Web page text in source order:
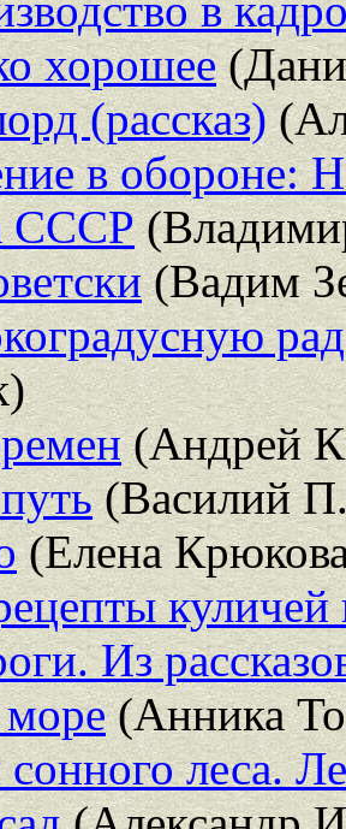
хорошее
(рассказ)
в обороне:
СССР
(Вадим
(Андрей
(Василий
(Елена
куличей
Из
(Анника
леса.